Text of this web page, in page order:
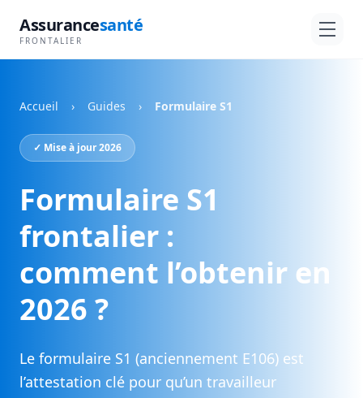
Assurancesanté
FRONTALIER
Accueil › Guides › Formulaire S1
✓ Mise à jour 2026
Formulaire S1
frontalier :
comment l’obtenir en
2026 ?
Le formulaire S1 (anciennement E106) est
l’attestation clé pour qu’un travailleur